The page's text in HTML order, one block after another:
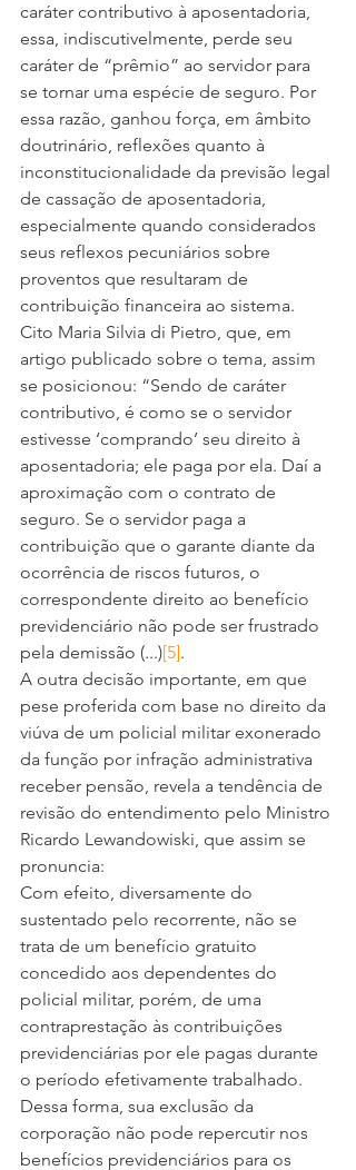
caráter contributivo à aposentadoria,
essa, indiscutivelmente, perde seu
caráter de “prêmio” ao servidor para
se tornar uma espécie de seguro. Por
essa razão, ganhou força, em âmbito
doutrinário, reflexões quanto à
inconstitucionalidade da previsão legal
de cassação de aposentadoria,
especialmente quando considerados
seus reflexos pecuniários sobre
proventos que resultaram de
contribuição financeira ao sistema.
Cito Maria Silvia di Pietro, que, em
artigo publicado sobre o tema, assim
se posicionou: “Sendo de caráter
contributivo, é como se o servidor
estivesse ‘comprando’ seu direito à
aposentadoria; ele paga por ela. Daí a
aproximação com o contrato de
seguro. Se o servidor paga a
contribuição que o garante diante da
ocorrência de riscos futuros, o
correspondente direito ao benefício
previdenciário não pode ser frustrado
pela demissão (...)[5].
A outra decisão importante, em que
pese proferida com base no direito da
viúva de um policial militar exonerado
da função por infração administrativa
receber pensão, revela a tendência de
revisão do entendimento pelo Ministro
Ricardo Lewandowiski, que assim se
pronuncia:
Com efeito, diversamente do
sustentado pelo recorrente, não se
trata de um benefício gratuito
concedido aos dependentes do
policial militar, porém, de uma
contraprestação às contribuições
previdenciárias por ele pagas durante
o período efetivamente trabalhado.
Dessa forma, sua exclusão da
corporação não pode repercutir nos
benefícios previdenciários para os